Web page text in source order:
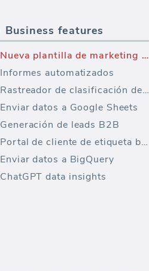
Business features
Nueva plantilla de marketing — Youtube Compromiso
Informes automatizados
Rastreador de clasificación de palabras clave
Enviar datos a Google Sheets
Generación de leads B2B
Portal de cliente de etiqueta blanca
Enviar datos a BigQuery
ChatGPT data insights